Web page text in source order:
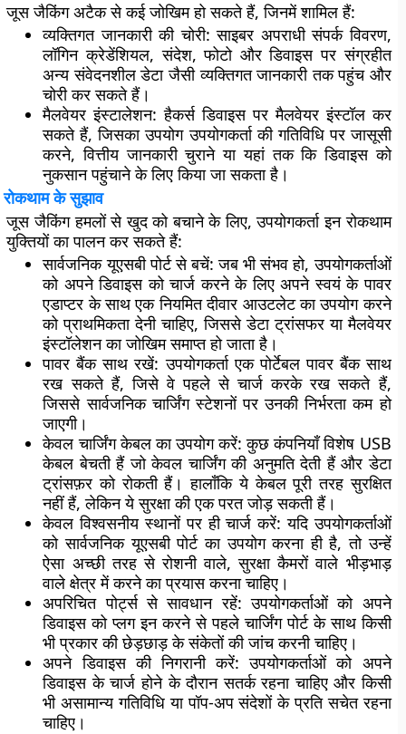
जूस जैकिंग अटैक से कई जोखिम हो सकते हैं, जिनमें शामिल हैं:
व्यक्तिगत जानकारी की चोरी: साइबर अपराधी संपर्क विवरण,
लॉगिन क्रेडेंशियल, संदेश, फोटो और डिवाइस पर संग्रहीत
अन्य संवेदनशील डेटा जैसी व्यक्तिगत जानकारी तक पहुंच और
चोरी कर सकते हैं।
मैलवेयर इंस्टालेशन: हैकर्स डिवाइस पर मैलवेयर इंस्टॉल कर
सकते हैं, जिसका उपयोग उपयोगकर्ता की गतिविधि पर जासूसी
करने, वित्तीय जानकारी चुराने या यहां तक ​​कि डिवाइस को
नुकसान पहुंचाने के लिए किया जा सकता है।
रोकथाम के सुझाव
जूस जैकिंग हमलों से खुद को बचाने के लिए, उपयोगकर्ता इन रोकथाम
युक्तियों का पालन कर सकते हैं:
सार्वजनिक यूएसबी पोर्ट से बचें: जब भी संभव हो, उपयोगकर्ताओं
को अपने डिवाइस को चार्ज करने के लिए अपने स्वयं के पावर
एडाप्टर के साथ एक नियमित दीवार आउटलेट का उपयोग करने
को प्राथमिकता देनी चाहिए, जिससे डेटा ट्रांसफर या मैलवेयर
इंस्टॉलेशन का जोखिम समाप्त हो जाता है।
पावर बैंक साथ रखें: उपयोगकर्ता एक पोर्टेबल पावर बैंक साथ
रख सकते हैं, जिसे वे पहले से चार्ज करके रख सकते हैं,
जिससे सार्वजनिक चार्जिंग स्टेशनों पर उनकी निर्भरता कम हो
जाएगी।
केवल चार्जिंग केबल का उपयोग करें: कुछ कंपनियाँ विशेष USB
केबल बेचती हैं जो केवल चार्जिंग की अनुमति देती हैं और डेटा
ट्रांसफ़र को रोकती हैं। हालाँकि ये केबल पूरी तरह सुरक्षित
नहीं हैं, लेकिन ये सुरक्षा की एक परत जोड़ सकती हैं।
केवल विश्वसनीय स्थानों पर ही चार्ज करें: यदि उपयोगकर्ताओं
को सार्वजनिक यूएसबी पोर्ट का उपयोग करना ही है, तो उन्हें
ऐसा अच्छी तरह से रोशनी वाले, सुरक्षा कैमरों वाले भीड़भाड़
वाले क्षेत्र में करने का प्रयास करना चाहिए।
अपरिचित पोर्ट्स से सावधान रहें: उपयोगकर्ताओं को अपने
डिवाइस को प्लग इन करने से पहले चार्जिंग पोर्ट के साथ किसी
भी प्रकार की छेड़छाड़ के संकेतों की जांच करनी चाहिए।
अपने डिवाइस की निगरानी करें: उपयोगकर्ताओं को अपने
डिवाइस के चार्ज होने के दौरान सतर्क रहना चाहिए और किसी
भी असामान्य गतिविधि या पॉप-अप संदेशों के प्रति सचेत रहना
चाहिए।